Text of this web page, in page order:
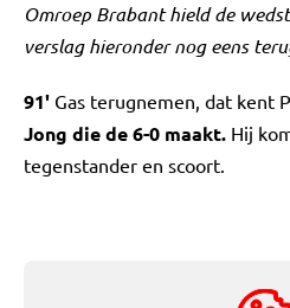
Omroep Brabant hield de
verslag hieronder nog eens
91' Gas terugnemen, dat kent
Jong die de 6-0 maakt. Hij
tegenstander en scoort.